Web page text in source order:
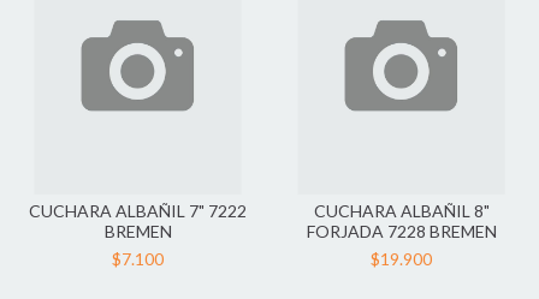
CUCHARA ALBAÑIL 7" 7222
BREMEN
$7.100
CUCHARA ALBAÑIL 8"
FORJADA 7228 BREMEN
$19.900